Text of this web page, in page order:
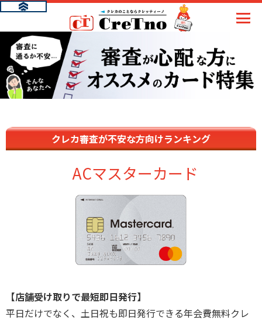
クレカ審査が不安な方向けランキング
ACマスターカード
【店舗受け取りで最短即日発行】
平日だけでなく、土日祝も即日発行できる年会費無料クレ